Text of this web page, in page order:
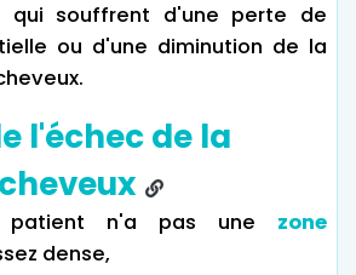
qui souffrent d'une perte de
ou d'une diminution de la
l'échec de la
patient n'a pas une zone
dense,